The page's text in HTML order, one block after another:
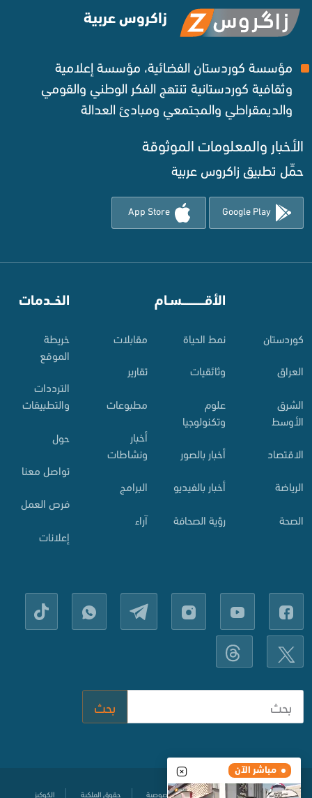
مباشر الآن
زاكروس عربية
مؤسسة كوردستان الفضائية، مؤسسة إعلامية
وثقافية كوردستانية تنتهج الفكر الوطني والقومي
والديمقراطي والمجتمعي ومبادئ العدالة ‌
الأخبار والمعلومات الموثوقة‌
حمِّل تطبيق زاكروس عربية
Google Play
App Store
کوردستان
العراق
الشرق
الأوسط
الاقتصاد
الرياضة
الصحة
الأقـــــــــــسـام
نمط الحياة
وثائقيات
علوم
وتكنولوجيا
أخبار بالصور
أخبار بالفيديو
رؤية الصحافة
مقابلات
تقارير
مطبوعات
أخبار
ونشاطات
البرامج
آراء
الخــدمات
خريطة
الموقع
الترددات
والتطبيقات
حول
تواصل معنا
فرص العمل
إعلانات
بحث
مركز المساعدة سياسة حماية الخصوصية حقوق الملكية الكوكيز